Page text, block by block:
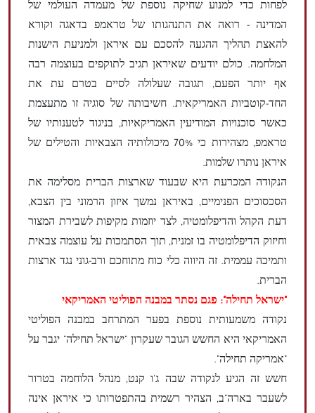
לפחות כדי למנוע שחיקה נוספת של מעמדה העולמי של
המדינה - רואה את התנהגותו של טראמפ בדאגה וקורא
להאצת תהליך ההגעה להסכם עם איראן ולמניעת הישנות
המלחמה. כולם יודעים שאיראן תגיב לתוקפים בעוצמה רבה
אף יותר הפעם, תגובה שעלולה לסיים בטרם עת את
החד-קוטביות האמריקאית. חשיבותה של סוגיה זו מתעצמת
כאשר סוכנויות המודיעין האמריקאיות, בניגוד לטענותיו של
טראמפ, מצהירות כי 70% מיכולותיה הצבאיות והטילים של
איראן נותרו שלמות.
הנקודה המכרעת היא שבעוד שארצות הברית מסלימה את
הסכסוכים הפנימיים, באיראן נמשך איזון הרמוני בין הצבא,
דעת הקהל והדיפלומטיה, לצד יוזמות מקיפות לשבירת המצור
וחיזוק הדיפלומטיה בו זמנית, תוך הסתמכות על עוצמה צבאית
ותמיכה עממית. זה היווה כלי כוח מתוחכם ורב-גוני נגד ארצות
הברית.
"ישראל תחילה": פגם נסתר במבנה הפוליטי האמריקאי
נקודה משמעותית נוספת בפער המתרחב במבנה הפוליטי
האמריקאי היא החשש הגובר שעקרון "ישראל תחילה" יגבר על
"אמריקה תחילה".
חשש זה הגיע לנקודה שבה ג'ו קנט, מנהל הלוחמה בטרור
לשעבר בארה"ב, הצהיר רשמית בהתפטרותו כי איראן אינה